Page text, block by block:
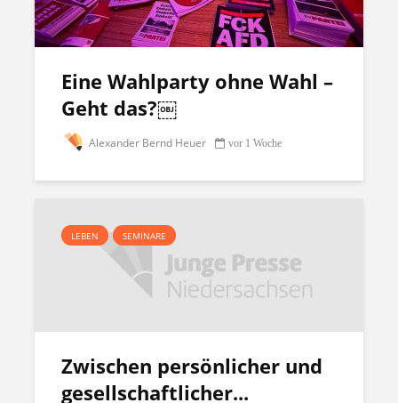
Eine Wahlparty ohne Wahl –
Geht das?￼
Alexander Bernd Heuer vor 1 Woche
LEBEN SEMINARE
Zwischen persönlicher und
gesellschaftlicher...